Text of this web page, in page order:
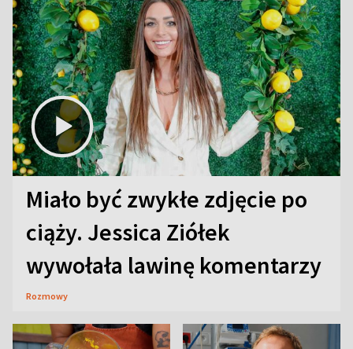
Miało być zwykłe zdjęcie po
ciąży. Jessica Ziółek
wywołała lawinę komentarzy
Rozmowy